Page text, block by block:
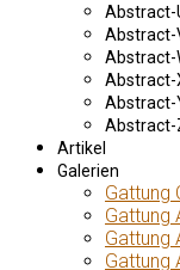
Abstract-
Abstract-
Abstract-
Abstract-
Abstract-
Abstract-
Artikel
Galerien
Gattung
Gattung
Gattung
Gattung